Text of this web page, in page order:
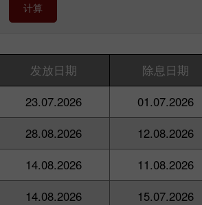
计算
发放日期 除息日期
23.07.2026 01.07.2026
28.08.2026 12.08.2026
14.08.2026 11.08.2026
14.08.2026 15.07.2026
InstaForex俱乐部赠金